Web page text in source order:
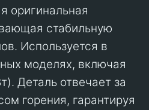
оригинальная
стабильную
Используется в
моделях, включая
Деталь отвечает за
горения, гарантируя